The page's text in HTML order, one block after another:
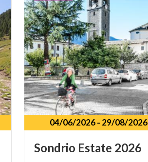
04/06/2026- 29/08/2026
Sondrio Estate 2026